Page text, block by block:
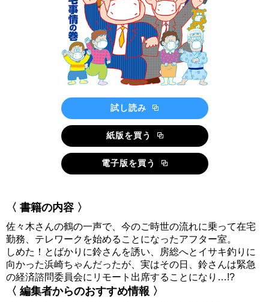
試し読み
紙版を買う
電子版を買う
〈 書籍の内容 〉
佐々木さんの鶴の一声で、今のご時世の流れに乗って在宅
勤務、テレワークを始めることになったアフター室。
しめた！とばかりに鈴さんを誘い、房総へとイサキ釣りに
向かった浜崎ちゃんだったが、実はその日、鈴さんは緊急
の経済諮問委員会にリモート出席することになり…!?
〈 編集者からのおすすめ情報 〉